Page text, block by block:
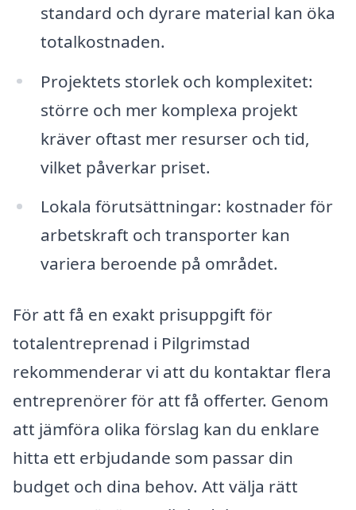
standard och dyrare material kan öka
totalkostnaden.
Projektets storlek och komplexitet:
större och mer komplexa projekt
kräver oftast mer resurser och tid,
vilket påverkar priset.
Lokala förutsättningar: kostnader för
arbetskraft och transporter kan
variera beroende på området.
För att få en exakt prisuppgift för
totalentreprenad i Pilgrimstad
rekommenderar vi att du kontaktar flera
entreprenörer för att få offerter. Genom
att jämföra olika förslag kan du enklare
hitta ett erbjudande som passar din
budget och dina behov. Att välja rätt